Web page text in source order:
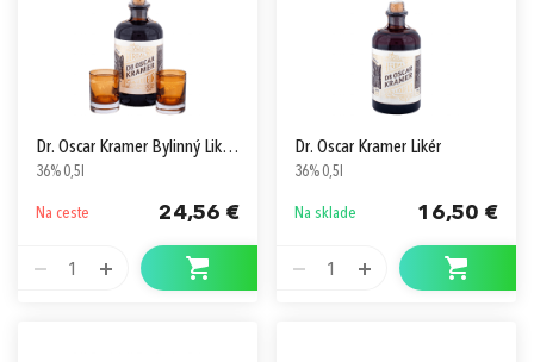
Dr. Oscar Kramer Bylinný Likér v Krabici + 2 poháre
36% 0,5l
Na ceste 24,56 €
1
Dr. Oscar Kramer Likér
36% 0,5l
Na sklade 16,50 €
1